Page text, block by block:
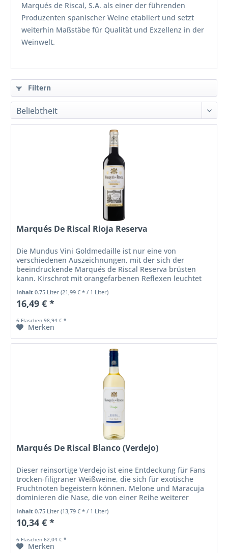
Marqués de Riscal, S.A. als einer der führenden
Produzenten spanischer Weine etabliert und setzt
weiterhin Maßstäbe für Qualität und Exzellenz in der
Weinwelt.
Filtern
Marqués De Riscal Rioja Reserva
Die Mundus Vini Goldmedaille ist nur eine von
verschiedenen Auszeichnungen, mit der sich der
beeindruckende Marqués de Riscal Reserva brüsten
kann. Kirschrot mit orangefarbenen Reflexen leuchtet
der Rotwein im Glas, in der konzentrierten...
Inhalt0.75 Liter(21,99 € * / 1 Liter)
16,49 € *
6 Flaschen 98,94 € *
Merken
Marqués De Riscal Blanco (Verdejo)
Dieser reinsortige Verdejo ist eine Entdeckung für Fans
trocken-filigraner Weißweine, die sich für exotische
Fruchtnoten begeistern können. Melone und Maracuja
dominieren die Nase, die von einer Reihe weiterer
Aromen begleitet wird....
Inhalt0.75 Liter(13,79 € * / 1 Liter)
10,34 € *
6 Flaschen 62,04 € *
Merken